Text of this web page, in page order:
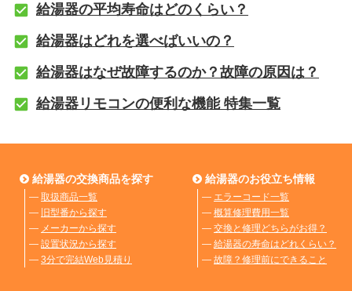
給湯器の平均寿命はどのくらい？
給湯器はどれを選べばいいの？
給湯器はなぜ故障するのか？故障の原因は？
給湯器リモコンの便利な機能 特集一覧
給湯器の交換商品を探す
― 取扱商品一覧
― 旧型番から探す
― メーカーから探す
― 設置状況から探す
― 3分で完結Web見積り
給湯器のお役立ち情報
― エラーコード一覧
― 概算修理費用一覧
― 交換と修理どちらがお得？
― 給湯器の寿命はどれくらい？
― 故障？修理前にできること